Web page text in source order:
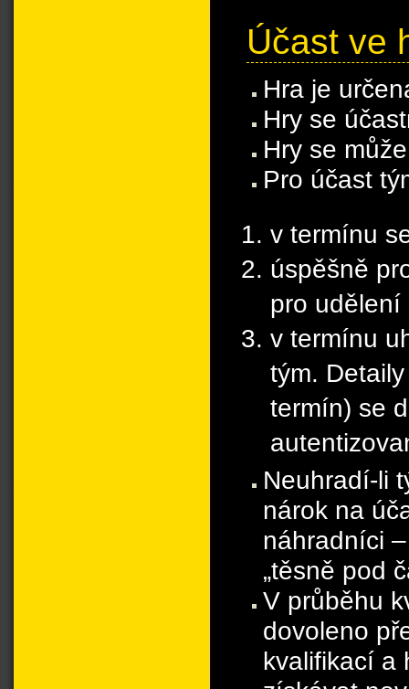
Účast ve
Hra je
Hry se
Hry se
Pro účast
v termínu
úspěšně
pro udělení
v termínu
tým.
termín) se
Neuhradí-li
nárok na
náhradníci
„těsně pod
V průběhu
dovoleno
kvalifikací a